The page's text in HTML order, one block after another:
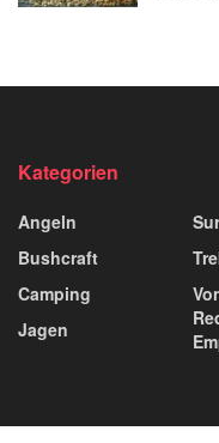
Kategorien
Angeln
Bushcraft
Camping
Jagen